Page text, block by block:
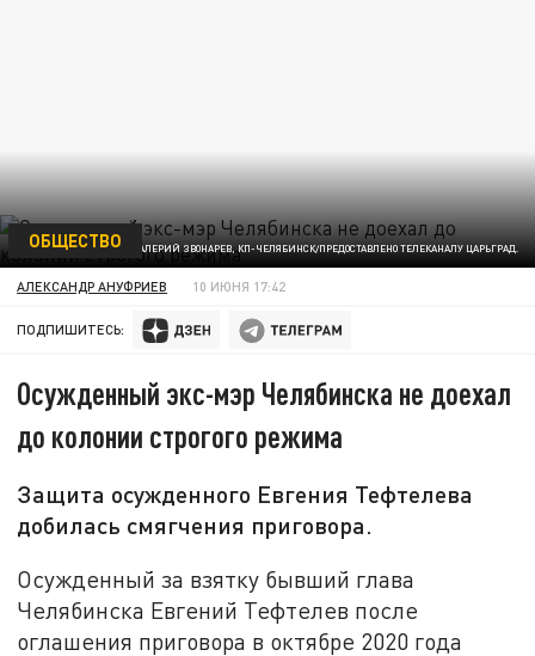
ФОТО: ВАЛЕРИЙ ЗВОНАРЕВ, КП-ЧЕЛЯБИНСК/ПРЕДОСТАВЛЕНО ТЕЛЕКАНАЛУ ЦАРЬГРАД.
ОБЩЕСТВО
АЛЕКСАНДР АНУФРИЕВ 10 ИЮНЯ 17:42
ПОДПИШИТЕСЬ:
Осужденный экс-мэр Челябинска не доехал
до колонии строгого режима
Защита осужденного Евгения Тефтелева
добилась смягчения приговора.
Осужденный за взятку бывший глава
Челябинска Евгений Тефтелев после
оглашения приговора в октябре 2020 года